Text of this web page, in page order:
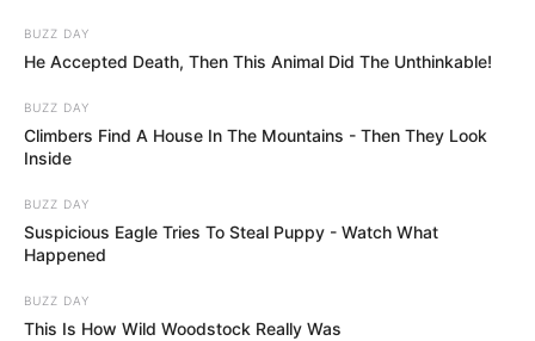
BUZZ DAY
He Accepted Death, Then This Animal Did The Unthinkable!
BUZZ DAY
Climbers Find A House In The Mountains - Then They Look
Inside
BUZZ DAY
Suspicious Eagle Tries To Steal Puppy - Watch What
Happened
BUZZ DAY
This Is How Wild Woodstock Really Was